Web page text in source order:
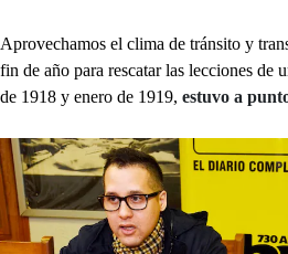
Aprovechamos el clima de tránsito y
fin de año para rescatar las lecciones de
de 1918 y enero de 1919, estuvo a